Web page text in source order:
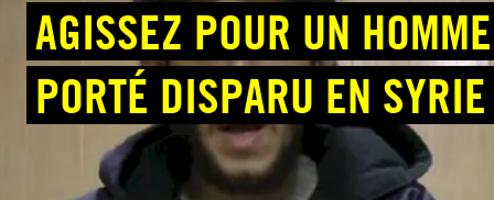
AGISSEZ POUR UN HOMME
PORTÉ DISPARU EN SYRIE